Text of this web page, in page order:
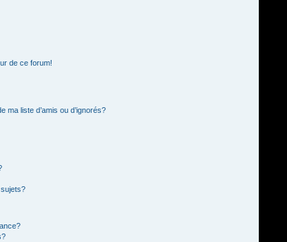
de ce forum!
ma liste d’amis ou d’ignorés?